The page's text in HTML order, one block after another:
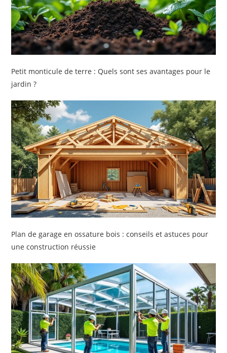
Petit monticule de terre : Quels sont ses avantages pour le
jardin ?
Plan de garage en ossature bois : conseils et astuces pour
une construction réussie